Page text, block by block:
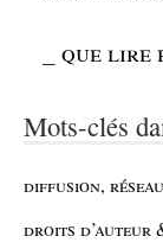
_que lire
Mots-clés
diffusion,
droits d’auteur